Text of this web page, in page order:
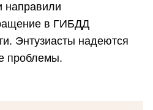
направили
в ГИБДД
Энтузиасты надеются
проблемы.